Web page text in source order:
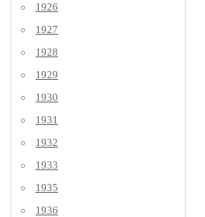
1926
1927
1928
1929
1930
1931
1932
1933
1935
1936